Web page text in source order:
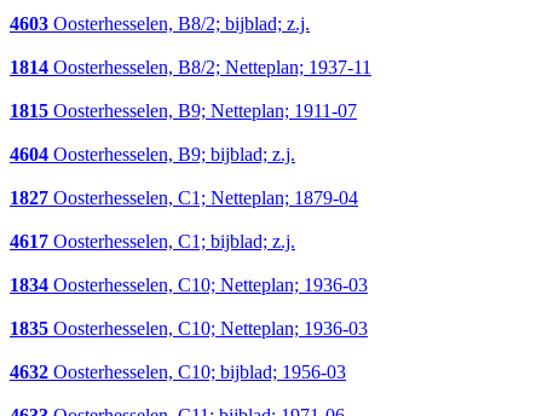
4603 Oosterhesselen, B8/2; bijblad; z.j.
1814 Oosterhesselen, B8/2; Netteplan; 1937-11
1815 Oosterhesselen, B9; Netteplan; 1911-07
4604 Oosterhesselen, B9; bijblad; z.j.
1827 Oosterhesselen, C1; Netteplan; 1879-04
4617 Oosterhesselen, C1; bijblad; z.j.
1834 Oosterhesselen, C10; Netteplan; 1936-03
1835 Oosterhesselen, C10; Netteplan; 1936-03
4632 Oosterhesselen, C10; bijblad; 1956-03